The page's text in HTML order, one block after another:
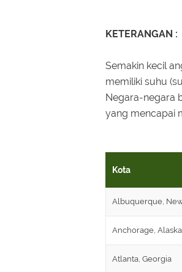
KETERANGAN :
Semakin kecil
memiliki suhu
Negara-negara
yang mencapai
Kota
Albuquerque,
Anchorage, Alaska
Atlanta, Georgia